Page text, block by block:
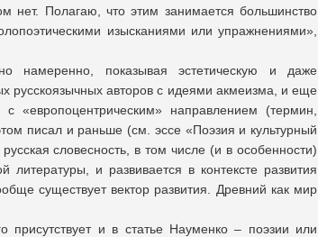
нет. Полагаю, что этим занимается большинство
изысканиями или упражнениями»,
намеренно, показывая эстетическую и даже
русскоязычных авторов с идеями акмеизма, и еще
«европоцентрическим» направлением (термин,
писал и раньше (см. эссе «Поэзия и культурный
словесность, в том числе (и в особенности)
и развивается в контексте развития
существует вектор развития. Древний как мир
присутствует и в статье Науменко – поэзии или